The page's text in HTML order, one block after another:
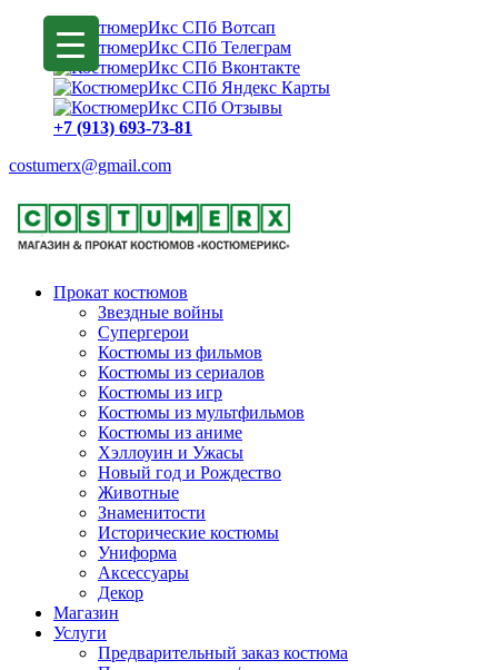
+7 (913) 693-73-81
costumerx@gmail.com
Прокат костюмов
Звездные войны
Супергерои
Костюмы из фильмов
Костюмы из сериалов
Костюмы из игр
Костюмы из мультфильмов
Костюмы из аниме
Хэллоуин и Ужасы
Новый год и Рождество
Животные
Знаменитости
Исторические костюмы
Униформа
Аксессуары
Декор
Магазин
Услуги
Предварительный заказ костюма